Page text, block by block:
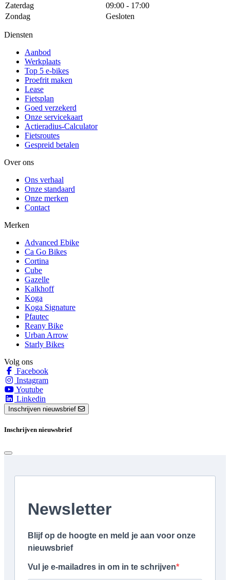
Zaterdag
09:00 - 17:00
Zondag
Gesloten
Diensten
Aanbod
Werkplaats
Top 5 e-bikes
Proefrit maken
Lease
Fietsplan
Goed verzekerd
Onze servicekaart
Actieradius-Calculator
Fietsroutes
Gespreid betalen
Over ons
Ons verhaal
Onze standaard
Onze merken
Contact
Merken
Advanced Ebike
Ca Go Bikes
Cortina
Cube
Gazelle
Kalkhoff
Koga
Koga Signature
Pfautec
Reany Bike
Urban Arrow
Starly Bikes
Volg ons
Facebook
Instagram
Youtube
Linkedin
Inschrijven nieuwsbrief
Inschrijven nieuwsbrief